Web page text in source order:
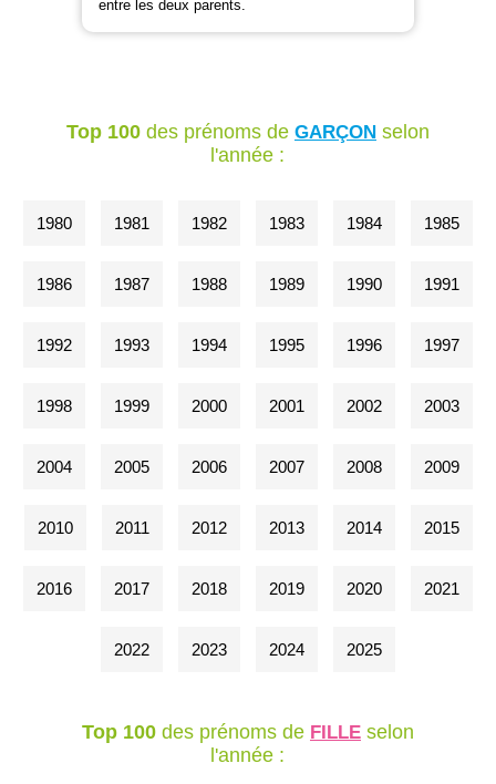
entre les deux parents.
Top 100des prénoms de GARÇONselon
l'année :
1980 1981 1982 1983 1984 1985
1986 1987 1988 1989 1990 1991
1992 1993 1994 1995 1996 1997
1998 1999 2000 2001 2002 2003
2004 2005 2006 2007 2008 2009
2010 2011 2012 2013 2014 2015
2016 2017 2018 2019 2020 2021
2022 2023 2024 2025
Top 100des prénoms de FILLEselon
l'année :